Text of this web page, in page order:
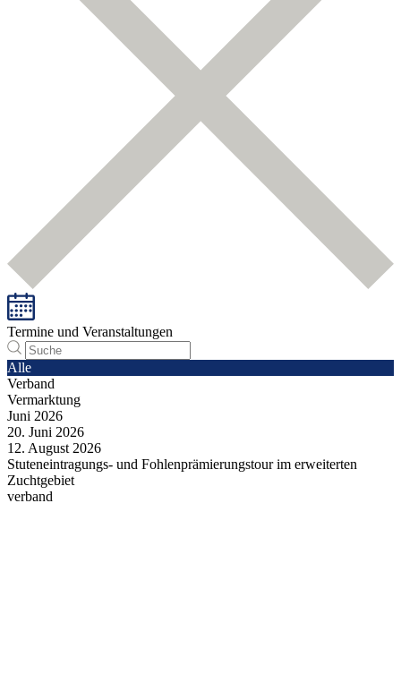
Termine und Veranstaltungen
Alle
Verband
Vermarktung
Juni 2026
20. Juni 2026
12. August 2026
Stuteneintragungs- und Fohlenprämierungstour im erweiterten
Zuchtgebiet
verband